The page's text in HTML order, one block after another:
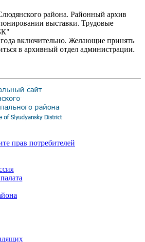
района. Районный архив
выставки. Трудовые
включительно. Желающие принять
в архивный отдел администрации.
прав потребителей